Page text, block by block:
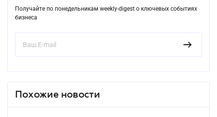
Получайте по понедельникам weekly-digest о ключевых событиях
бизнеса
Похожие новости